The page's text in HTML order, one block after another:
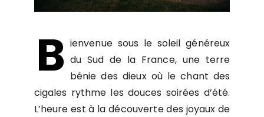
B ienvenue sous le soleil généreux
du Sud de la France, une terre
bénie des dieux où le chant des
cigales rythme les douces soirées d’été.
L’heure est à la découverte des joyaux de